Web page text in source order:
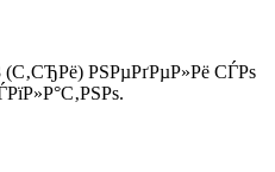
(С‚СЂРё) РЅРµРґРµР»Рё СЃРѕ